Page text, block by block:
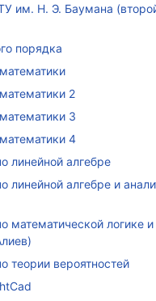
им. Н. Э. Баумана
порядка
2
3
4
линейной алгебре
линейной алгебре и
математической логике
теории вероятностей